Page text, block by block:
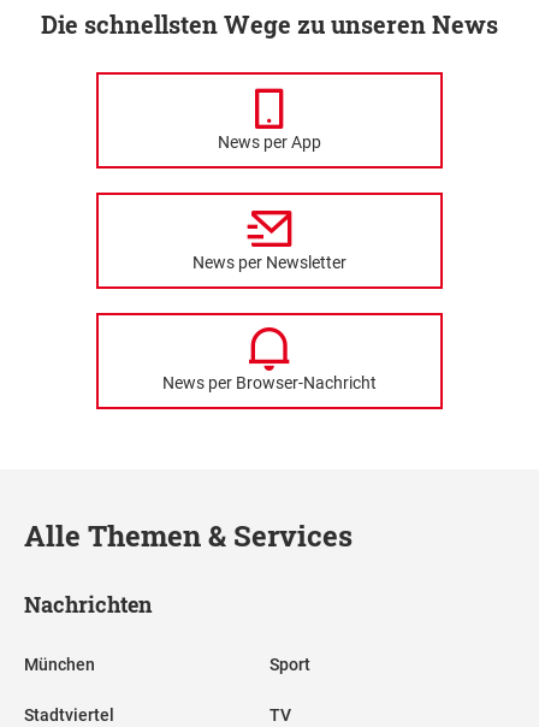
Die schnellsten Wege zu unseren News
News per App
News per Newsletter
News per Browser-Nachricht
Alle Themen & Services
Nachrichten
München
Stadtviertel
Sport
TV